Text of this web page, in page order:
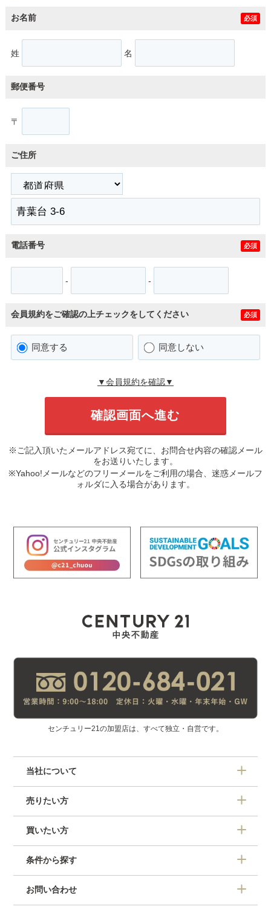
お名前 必須
姓 名
郵便番号
〒
ご住所
電話番号 必須
- -
会員規約をご確認の上チェックをしてください 必須
同意する 同意しない
▼会員規約を確認▼
※ご記入頂いたメールアドレス宛てに、お問合せ内容の確認メール
をお送りいたします。
※Yahoo!メールなどのフリーメールをご利用の場合、迷惑メールフ
ォルダに入る場合があります。
センチュリー21の加盟店は、すべて独立・自営です。
当社について
売りたい方
買いたい方
条件から探す
お問い合わせ